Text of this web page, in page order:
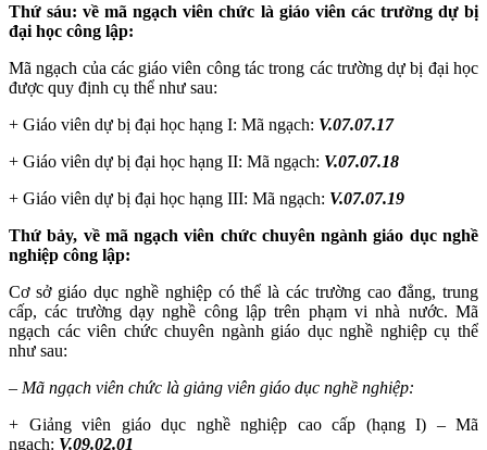
Thứ sáu: về mã ngạch viên chức là giáo viên các trường dự bị
đại học công lập:
Mã ngạch của các giáo viên công tác trong các trường dự bị đại học
được quy định cụ thể như sau:
+ Giáo viên dự bị đại học hạng I: Mã ngạch: V.07.07.17
+ Giáo viên dự bị đại học hạng II: Mã ngạch: V.07.07.18
+ Giáo viên dự bị đại học hạng III: Mã ngạch: V.07.07.19
Thứ bảy, về mã ngạch viên chức chuyên ngành giáo dục nghề
nghiệp công lập:
Cơ sở giáo dục nghề nghiệp có thể là các trường cao đẳng, trung
cấp, các trường dạy nghề công lập trên phạm vi nhà nước. Mã
ngạch các viên chức chuyên ngành giáo dục nghề nghiệp cụ thể
như sau:
– Mã ngạch viên chức là giảng viên giáo dục nghề nghiệp:
+ Giảng viên giáo dục nghề nghiệp cao cấp (hạng I) – Mã
ngạch: V.09.02.01